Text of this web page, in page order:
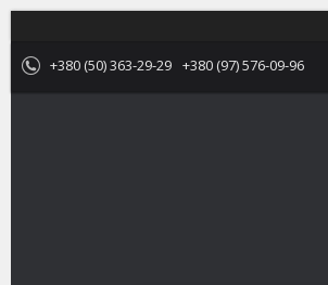
+380 (50) 363-29-29 +380 (97) 576-09-96